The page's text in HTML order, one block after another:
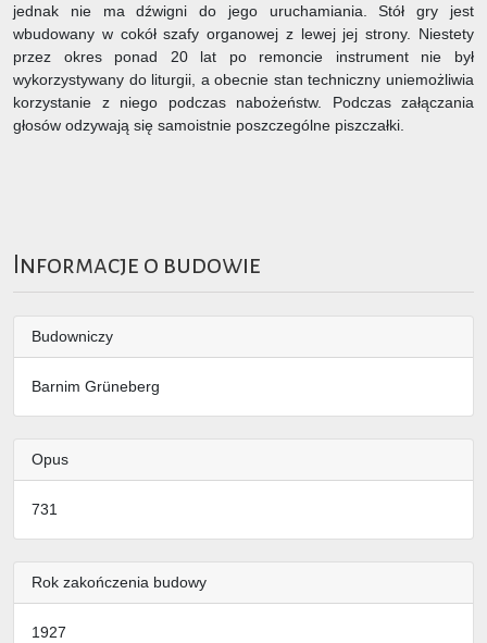
jednak nie ma dźwigni do jego uruchamiania. Stół gry jest
wbudowany w cokół szafy organowej z lewej jej strony. Niestety
przez okres ponad 20 lat po remoncie instrument nie był
wykorzystywany do liturgii, a obecnie stan techniczny uniemożliwia
korzystanie z niego podczas nabożeństw. Podczas załączania
głosów odzywają się samoistnie poszczególne piszczałki.
Informacje o budowie
Budowniczy
Barnim Grüneberg
Opus
731
Rok zakończenia budowy
1927